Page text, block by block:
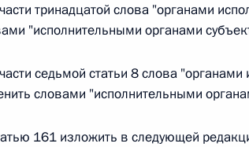
2026 года
изменений в статью 11 Федерального
закона «Об образовании в
тринадцатой слова "органами
"исполнительными органами
седьмой статьи 8 слова
словами "исполнительными
161 изложить в следующей